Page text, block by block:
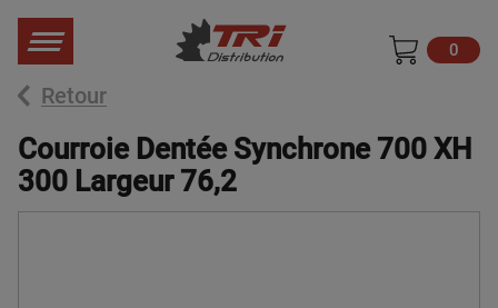
0
Retour
Courroie Dentée Synchrone 700 XH
300 Largeur 76,2